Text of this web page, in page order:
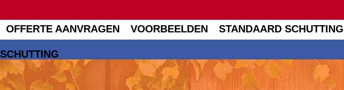
OFFERTE AANVRAGEN VOORBEELDEN STANDAARD SCHUTTING